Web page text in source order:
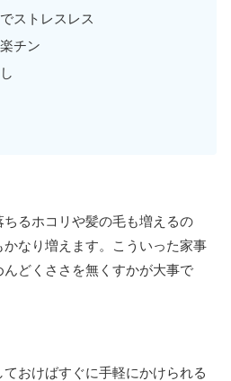
ストレスレス
チン
るホコリや髪の毛も増えるの
なり増えます。こういった家事
どくささを無くすかが大事で
おけばすぐに手軽にかけられる